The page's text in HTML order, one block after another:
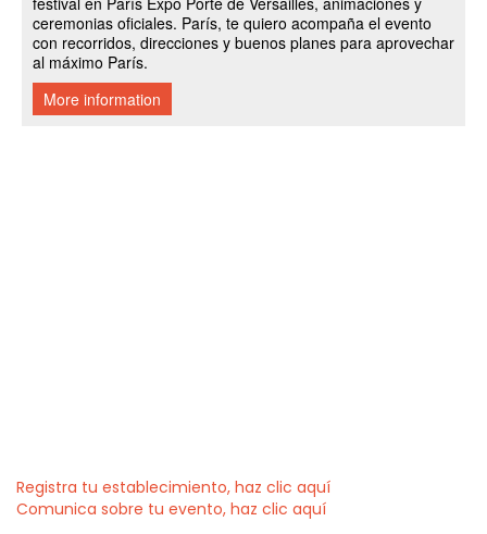
Registra tu establecimiento, haz clic aquí
Comunica sobre tu evento, haz clic aquí